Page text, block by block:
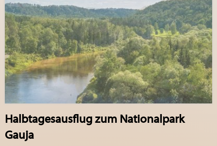
Halbtagesausflug zum Nationalpark
Gauja